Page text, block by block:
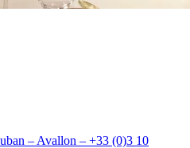
– Avallon – +33 (0)3 10